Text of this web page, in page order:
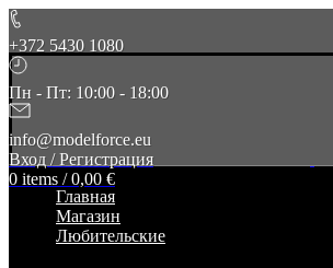
+372 5430 1080
Пн - Пт: 10:00 - 18:00
info@modelforce.eu
Вход / Регистрация
0 items / 0,00 €
Главная
Магазин
Любительские